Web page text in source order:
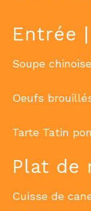
Entrée
Soupe
Oeufs
Tarte Tatin
Plat de
Cuisse de